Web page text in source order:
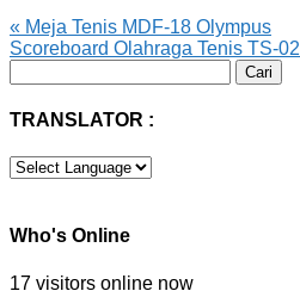
« Meja Tenis MDF-18 Olympus
Scoreboard Olahraga Tenis TS-02
untuk:
TRANSLATOR :
Who's Online
17 visitors online now